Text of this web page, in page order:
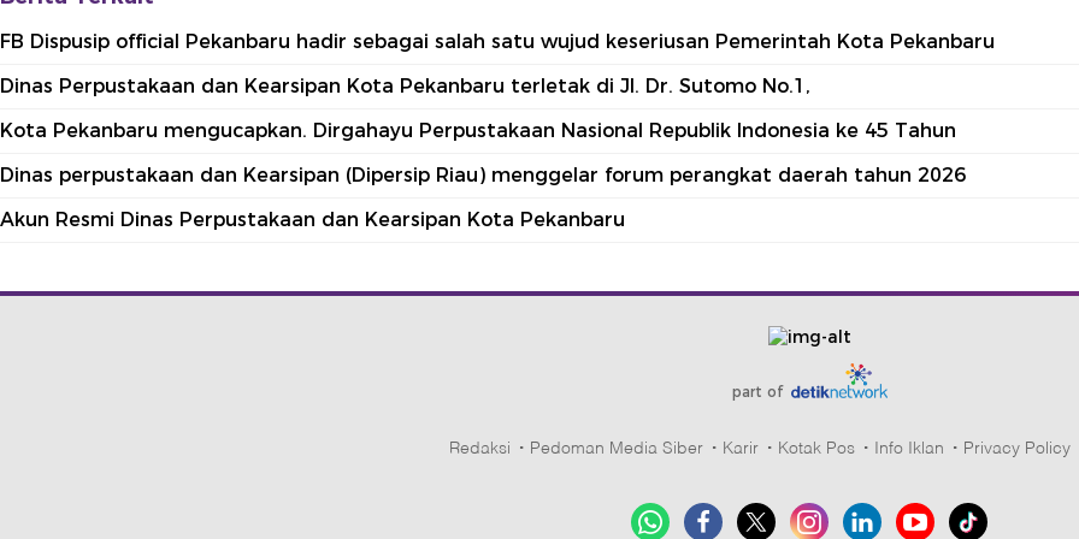
FB Dispusip official Pekanbaru hadir sebagai salah satu wujud keseriusan Pemerintah Kota Pekanbaru
Dinas Perpustakaan dan Kearsipan Kota Pekanbaru terletak di Jl. Dr. Sutomo No.1,
Kota Pekanbaru mengucapkan. Dirgahayu Perpustakaan Nasional Republik Indonesia ke 45 Tahun
Dinas perpustakaan dan Kearsipan (Dipersip Riau) menggelar forum perangkat daerah tahun 2026
Akun Resmi Dinas Perpustakaan dan Kearsipan Kota Pekanbaru
part of
Redaksi Pedoman Media Siber Karir Kotak Pos Info Iklan Privacy Policy